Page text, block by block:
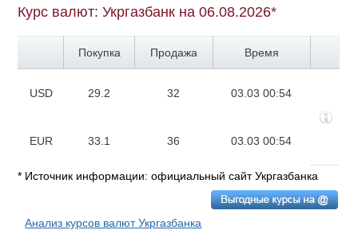
Курс валют: Укргазбанк на 06.08.2026*
Покупка Продажа Время
USD 29.2 32 03.03 00:54
EUR 33.1 36 03.03 00:54
* Источник информации: официальный сайт Укргазбанка
Анализ курсов валют Укргазбанка